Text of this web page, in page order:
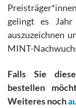
gelingt es Jahr
auszuzeichnen
MINT-
Falls Sie
bestellen
Weiteres noch